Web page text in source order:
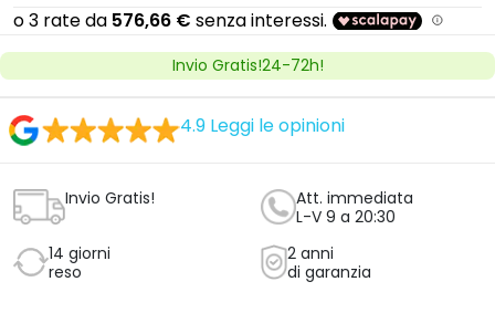
Invio Gratis!24-72h!
4.9 Leggi le opinioni
Invio Gratis!
Att. immediata
L-V 9 a 20:30
14 giorni
reso
2 anni
di garanzia